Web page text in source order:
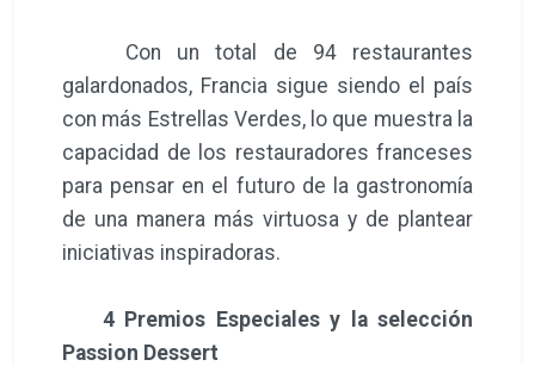
Con un total de 94 restaurantes
galardonados, Francia sigue siendo el país
con más Estrellas Verdes, lo que muestra la
capacidad de los restauradores franceses
para pensar en el futuro de la gastronomía
de una manera más virtuosa y de plantear
iniciativas inspiradoras.
4 Premios Especiales y la selección
Passion Dessert